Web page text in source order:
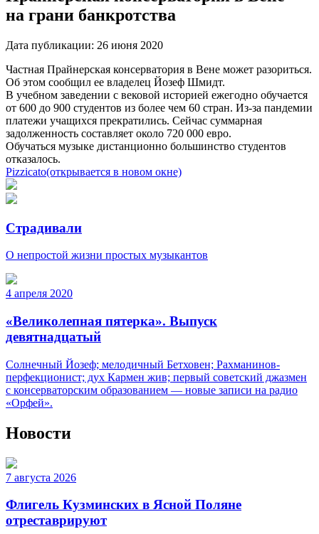
на грани банкротства
Дата публикации: 26 июня 2020
Частная Прайнерская консерватория в Вене может разориться.
Об этом сообщил ее владелец Йозеф Шмидт.
В учебном заведении с вековой историей ежегодно обучается
от 600 до 900 студентов из более чем 60 стран. Из-за пандемии
платежи учащихся прекратились. Сейчас суммарная
задолженность составляет около 720 000 евро.
Обучаться музыке дистанционно большинство студентов
отказалось.
Pizzicato(открывается в новом окне)
Страдивали
О непростой жизни простых музыкантов
4 апреля 2020
«Великолепная пятерка». Выпуск
девятнадцатый
Солнечный Йозеф; мелодичный Бетховен; Рахманинов-
перфекционист; дух Кармен жив; первый советский джазмен
с консерваторским образованием — новые записи на радио
«Орфей».
Новости
7 августа 2026
Флигель Кузминских в Ясной Поляне
отреставрируют